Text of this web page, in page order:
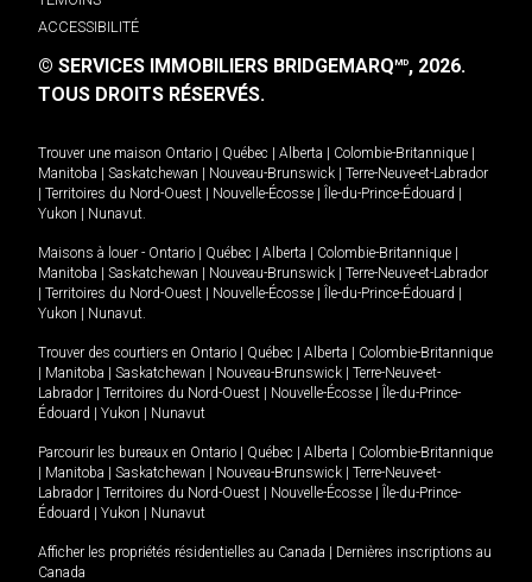
ACCESSIBILITÉ
© SERVICES IMMOBILIERS BRIDGEMARQMD, 2026.
TOUS DROITS RÉSERVÉS.
Trouver une maison Ontario | Québec | Alberta | Colombie-Britannique |
Manitoba | Saskatchewan | Nouveau-Brunswick | Terre-Neuve-et-Labrador
| Territoires du Nord-Ouest | Nouvelle-Écosse | Île-du-Prince-Édouard |
Yukon | Nunavut
Maisons à louer - Ontario | Québec | Alberta | Colombie-Britannique |
Manitoba | Saskatchewan | Nouveau-Brunswick | Terre-Neuve-et-Labrador
| Territoires du Nord-Ouest | Nouvelle-Écosse | Île-du-Prince-Édouard |
Yukon | Nunavut
Trouver des courtiers en Ontario | Québec | Alberta | Colombie-Britannique
| Manitoba | Saskatchewan | Nouveau-Brunswick | Terre-Neuve-et-
Labrador | Territoires du Nord-Ouest | Nouvelle-Écosse | Île-du-Prince-
Édouard | Yukon | Nunavut
Parcourir les bureaux en Ontario | Québec | Alberta | Colombie-Britannique
| Manitoba | Saskatchewan | Nouveau-Brunswick | Terre-Neuve-et-
Labrador | Territoires du Nord-Ouest | Nouvelle-Écosse | Île-du-Prince-
Édouard | Yukon | Nunavut
Afficher les propriétés résidentielles au Canada | Dernières inscriptions au
Canada